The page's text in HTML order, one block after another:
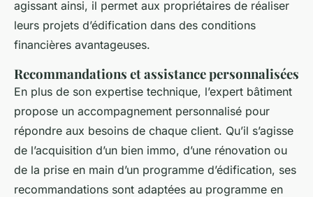
agissant ainsi, il permet aux propriétaires de réaliser
leurs projets d’édification dans des conditions
financières avantageuses.
Recommandations et assistance personnalisées
En plus de son expertise technique, l’expert bâtiment
propose un accompagnement personnalisé pour
répondre aux besoins de chaque client. Qu’il s’agisse
de l’acquisition d’un bien immo, d’une rénovation ou
de la prise en main d’un programme d’édification, ses
recommandations sont adaptées au programme en